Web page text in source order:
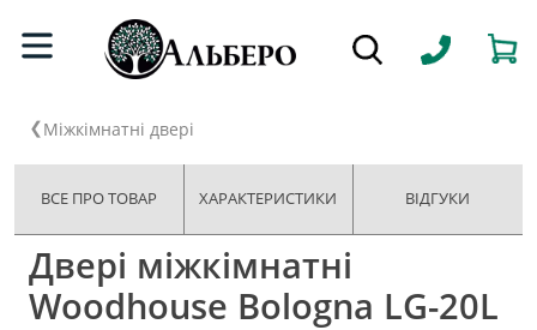
Міжкімнатні двері
ВСЕ ПРО ТОВАР ХАРАКТЕРИСТИКИ ВІДГУКИ
Двері міжкімнатні
Woodhouse Bologna LG-20L